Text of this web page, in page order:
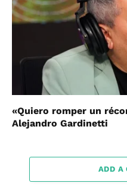
«Quiero romper un
Alejandro Gardinetti
ADD A